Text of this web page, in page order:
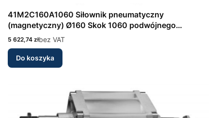
41M2C160A1060 Siłownik pneumatyczny
(magnetyczny) Ø160 Skok 1060 podwójnego
działania, amortyzacja przód/tył Seria 41 wg DIN/ISO
6431 Camozzi
Cena
5 622,74 złbez VAT
Do koszyka